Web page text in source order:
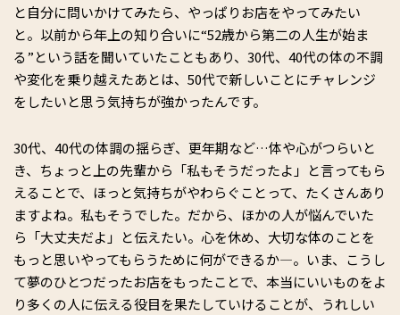
と自分に問いかけてみたら、やっぱりお店をやってみたい
と。以前から年上の知り合いに“52歳から第二の人生が始ま
る”という話を聞いていたこともあり、30代、40代の体の不調
や変化を乗り越えたあとは、50代で新しいことにチャレンジ
をしたいと思う気持ちが強かったんです。
30代、40代の体調の揺らぎ、更年期など…体や心がつらいと
き、ちょっと上の先輩から「私もそうだったよ」と言ってもら
えることで、ほっと気持ちがやわらぐことって、たくさんあり
ますよね。私もそうでした。だから、ほかの人が悩んでいた
ら「大丈夫だよ」と伝えたい。心を休め、大切な体のことを
もっと思いやってもらうために何ができるか―。いま、こうし
て夢のひとつだったお店をもったことで、本当にいいものをよ
り多くの人に伝える役目を果たしていけることが、うれしい